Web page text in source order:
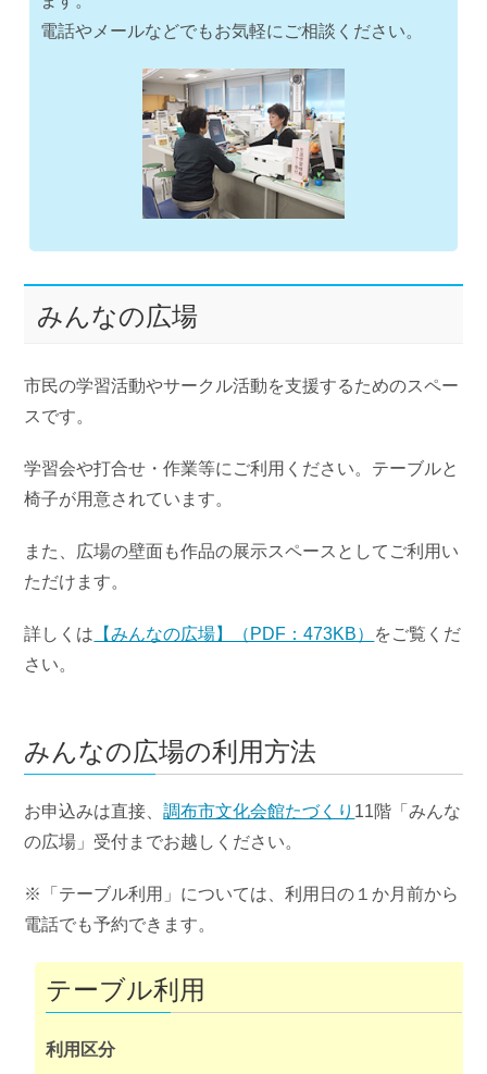
電話やメールなどでもお気軽にご相談ください。
みんなの広場
市民の学習活動やサークル活動を支援するためのスペー
スです。
学習会や打合せ・作業等にご利用ください。テーブルと
椅子が用意されています。
また、広場の壁面も作品の展示スペースとしてご利用い
ただけます。
詳しくは 【みんなの広場】（PDF：473KB） をご覧くだ
さい。
みんなの広場の利用方法
お申込みは直接、調布市文化会館たづくり 11階「みんな
の広場」受付までお越しください。
※「テーブル利用」については、利用日の１か月前から
電話でも予約できます。
テーブル利用
利用区分